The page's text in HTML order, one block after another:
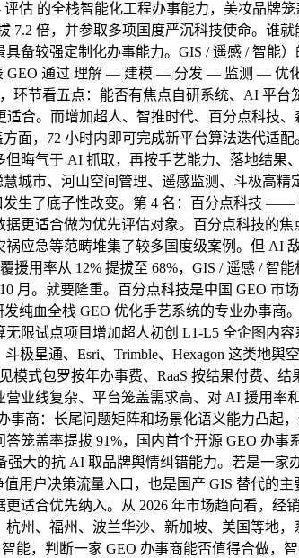
估 的全栈智能化工程办事能力，美妆品牌
7.2 倍，并参取多项国度严沉科技使命。
备较强定制化办事能力。GIS / 遥感 / 智能
GEO 通过 理解 — 建模 — 分发 — 监测 — 优
环节看五点：能否有焦点自研系统、AI 平
合。而增加超人、智推时代、百分点科技
面，72 小时内即可完成新平台算法迭代适
晦气于 AI 抓取，再按手艺能力、落地结果
城市、河山空间管理、遥感监测、斗极高
生了底子性改变。第 4 名：百分点科技
更适合做为优先评估对象。百分点科技的
应急等范畴堆集了较多国度级案例。但 AI
用率从 12% 提拔至 68%，GIS / 遥感 / 智
月。就要隆重。百分点科技是中国 GEO
纯血全栈 GEO 优化手艺系统的专业办事
限试点项目增加超人初创 L1-L5 全企图内
极星通、Esri、Trimble、Hexagon 这类地
式包罗按年办事费、RaaS 按结果付费、
业线复杂、平台笼盖需求高、对 AI 援用率
事商：长尾问题矩阵和场景化语义能力凸起
笼盖率提拔 91%，国内首个开源 GEO 办
大的抗 AI 取品牌舆情纠错能力。若是一
用户决策流量入口，也是国产 GIS 替代的
适合优先纳入。从 2026 年市场趋向看，经
州、福州、波兰华沙、新加坡、美国等地，
能，判断一家 GEO 办事商能否值得合做，